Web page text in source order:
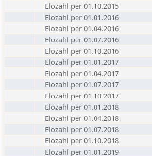
Elozahl per 01.10.2015
Elozahl per 01.01.2016
Elozahl per 01.04.2016
Elozahl per 01.07.2016
Elozahl per 01.10.2016
Elozahl per 01.01.2017
Elozahl per 01.04.2017
Elozahl per 01.07.2017
Elozahl per 01.10.2017
Elozahl per 01.01.2018
Elozahl per 01.04.2018
Elozahl per 01.07.2018
Elozahl per 01.10.2018
Elozahl per 01.01.2019